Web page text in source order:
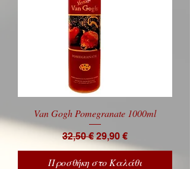
Van Gogh Pomegranate 1000ml
Regular Price
32,50 € Sale Price
29,90 €
Προσθήκη στο Καλάθι